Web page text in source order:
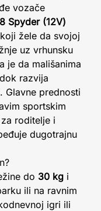
vozače
Spyder (12V)
žele da svojoj
uz vrhunsku
je da mališanima
razvija
Glavne prednosti
sportskim
roditelje i
dugotrajnu
do 30 kg i
ili na ravnim
igri ili